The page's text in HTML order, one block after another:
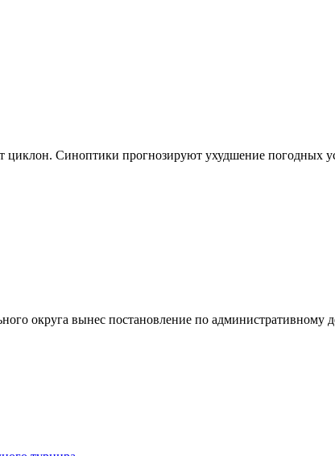
циклон. Синоптики прогнозируют ухудшение
округа вынес постановление по